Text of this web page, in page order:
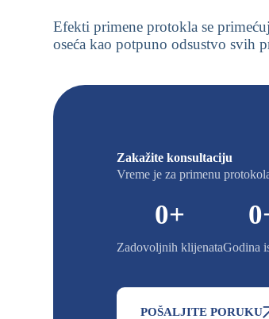
Efekti primene protokla se
oseća kao potpuno odsustvo svih
Zakažite konsultaciju
Vreme je za primenu
Zadovoljnih klijenata
0+
Godina
0
POŠALJITE PORUKU